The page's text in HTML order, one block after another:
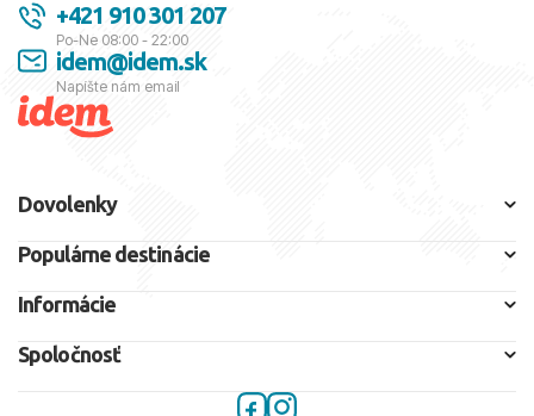
+421 910 301 207
Po-Ne 08:00 - 22:00
idem@idem.sk
Napíšte nám email
Dovolenky
Populárne destinácie
Informácie
Spoločnosť